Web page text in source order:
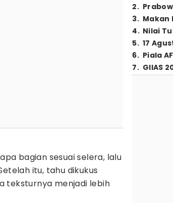
bagian sesuai selera, lalu
itu, tahu dikukus
teksturnya menjadi lebih
2.
3. Makan
4. Nilai
5. 17
6. Piala
7. GIIAS